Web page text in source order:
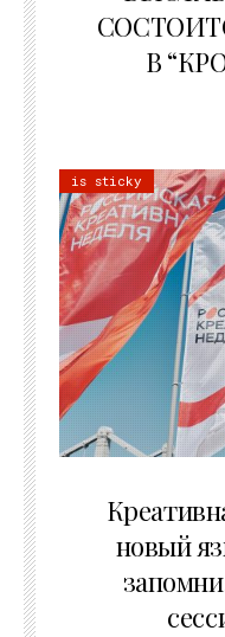
В
is sticky
новый